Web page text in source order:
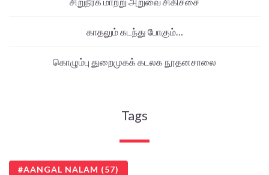
காதலும் கடந்து போகும்…
கொழும்பு துறைமுகக் கடலக நூதனசாலை
Tags
AANGAL NALAM (57)